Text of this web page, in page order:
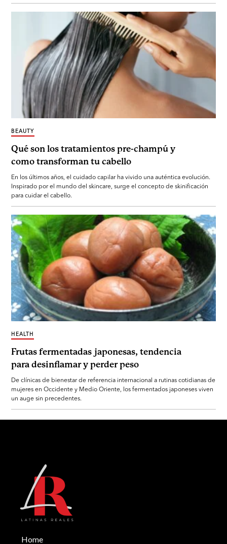
Qué son los tratamientos pre-champú y
como transforman tu cabello
BEAUTY
En los últimos años, el cuidado capilar ha vivido una auténtica evolución.
Inspirado por el mundo del skincare, surge el concepto de skinificación
para cuidar el cabello.
Frutas fermentadas japonesas, tendencia
para desinflamar y perder peso
HEALTH
De clínicas de bienestar de referencia internacional a rutinas cotidianas de
mujeres en Occidente y Medio Oriente, los fermentados japoneses viven
un auge sin precedentes.
Home